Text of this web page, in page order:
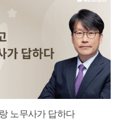
노무사가 답하다